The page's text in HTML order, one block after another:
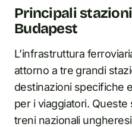
Principali
Budapest
L’infrastruttura
attorno a tre grandi
destinazioni specifiche
per i viaggiatori.
treni nazionali